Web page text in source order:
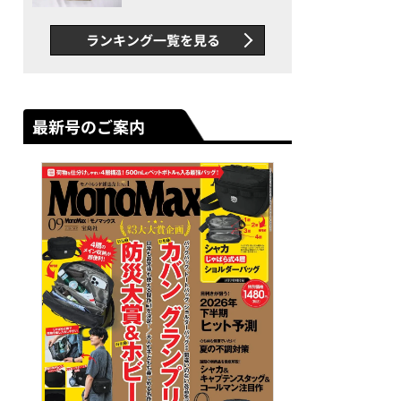
録…ほか【休日バッグの人気
記事ランキングベスト3】
（2026年6月版）
ランキング一覧を見る
最新号のご案内